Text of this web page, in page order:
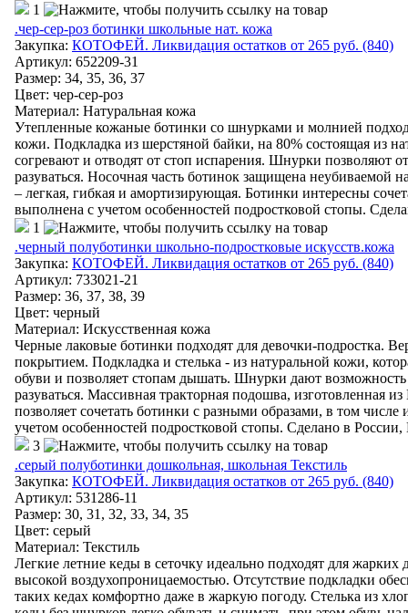
1
.чер-сер-роз ботинки школьные нат. кожа
Закупка: КОТОФЕЙ. Ликвидация остатков от 265 руб. (840)
Артикул: 652209-31
Размер: 34, 35, 36, 37
Цвет: чер-сер-роз
Материал: Натуральная кожа
Утепленные кожаные ботинки со шнурками и молнией
кожи. Подкладка из шерстяной байки, на 80% состоящая из
согревают и отводят от стоп испарения. Шнурки позволяют
разуваться. Носочная часть ботинок защищена
– легкая, гибкая и амортизирующая. Ботинки интересны
выполнена с учетом особенностей подростковой стопы.
1
.черный полуботинки школьно-подростковые искусств.кожа
Закупка: КОТОФЕЙ. Ликвидация остатков от 265 руб. (840)
Артикул: 733021-21
Размер: 36, 37, 38, 39
Цвет: черный
Материал: Искусственная кожа
Черные лаковые ботинки подходят для девочки-подростка.
покрытием. Подкладка и стелька - из натуральной кожи,
обуви и позволяет стопам дышать. Шнурки дают возможность
разуваться. Массивная тракторная подошва,
позволяет сочетать ботинки с разными образами, в том
учетом особенностей подростковой стопы. Сделано в России,
3
.серый полуботинки дошкольная, школьная Текстиль
Закупка: КОТОФЕЙ. Ликвидация остатков от 265 руб. (840)
Артикул: 531286-11
Размер: 30, 31, 32, 33, 34, 35
Цвет: серый
Материал: Текстиль
Легкие летние кеды в сеточку идеально подходят для
высокой воздухопроницаемостью. Отсутствие подкладки
таких кедах комфортно даже в жаркую погоду. Стелька из